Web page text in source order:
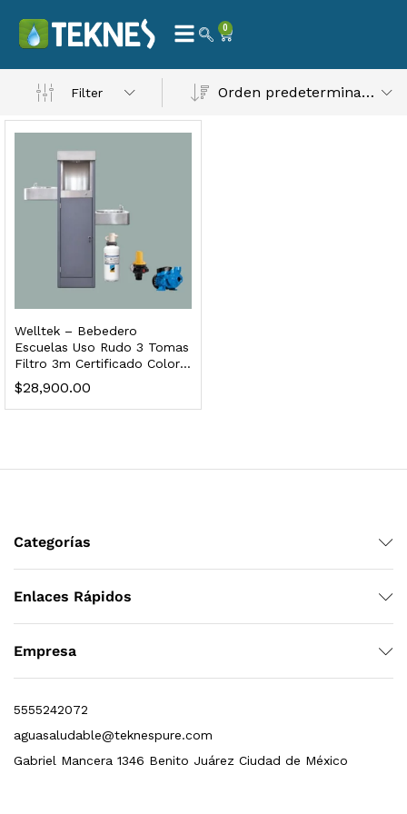
0
Filter Orden predeterminado
Welltek – Bebedero
Escuelas Uso Rudo 3 Tomas
Filtro 3m Certificado Color
Gris
$28,900.00
Categorías
Enlaces Rápidos
Empresa
5555242072
aguasaludable@teknespure.com
Gabriel Mancera 1346 Benito Juárez Ciudad de México
– Máxima Calidad En Filtración
3,900.00
al carrito
Finefilt – Kit de Repuestos 2 Etapas 2.5×10 | Cartucho de Sedimentos + Carbón Activado en Bloque
al carrito